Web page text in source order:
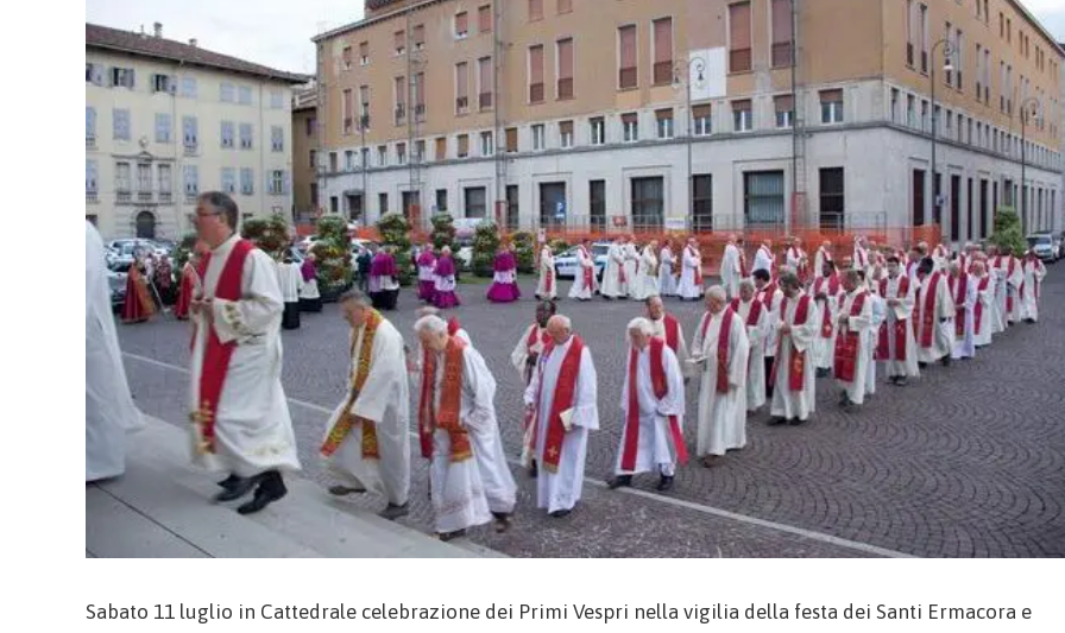
Sabato 11 luglio in Cattedrale celebrazione dei Primi Vespri nella vigilia della festa dei Santi Ermacora e